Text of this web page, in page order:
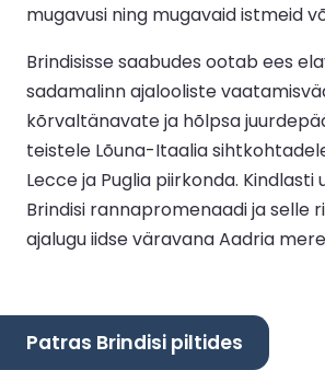
mugavusi ning mugavaid istmeid
Brindisisse saabudes ootab ees
sadamalinn ajalooliste
kõrvaltänavate ja hõlpsa
teistele Lõuna-Itaalia
Lecce ja Puglia piirkonda. Kindlasti
Brindisi rannapromenaadi ja selle
ajalugu iidse väravana Aadria
Patras Brindisi piltides